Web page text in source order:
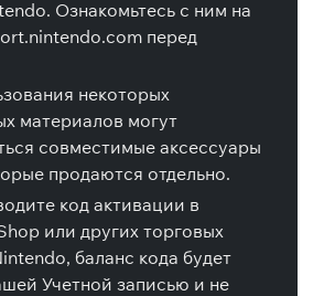
Ознакомьтесь с ним на
перед
некоторых
материалов могут
совместимые аксессуары
продаются отдельно.
код активации в
или других торговых
баланс кода будет
Учетной записью и не